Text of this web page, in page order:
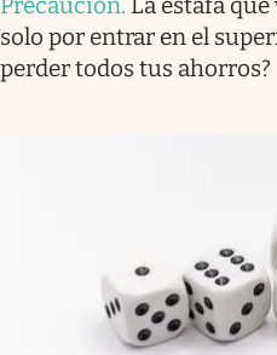
solo por entrar en el
perder todos tus ahorros?